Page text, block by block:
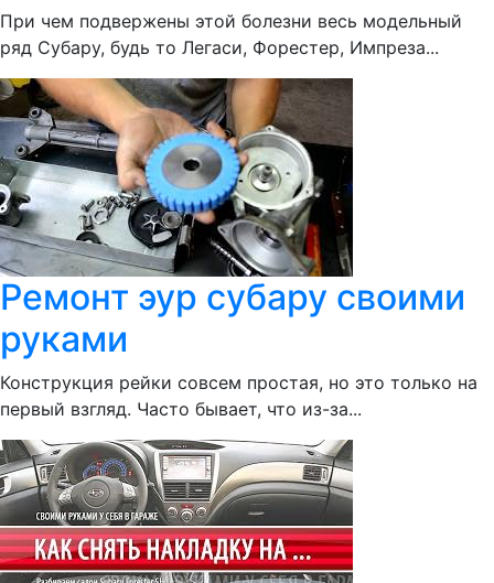
При чем подвержены этой болезни весь модельный
ряд Субару, будь то Легаси, Форестер, Импреза...
Ремонт эур субару своими
руками
Конструкция рейки совсем простая, но это только на
первый взгляд. Часто бывает, что из-за...